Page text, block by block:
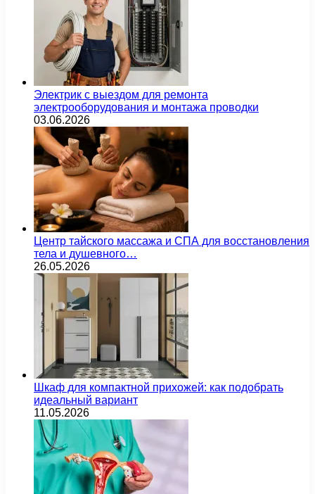
Электрик с выездом для ремонта
электрооборудования и монтажа проводки
03.06.2026
Центр тайского массажа и СПА для восстановления
тела и душевного…
26.05.2026
Шкаф для компактной прихожей: как подобрать
идеальный вариант
11.05.2026